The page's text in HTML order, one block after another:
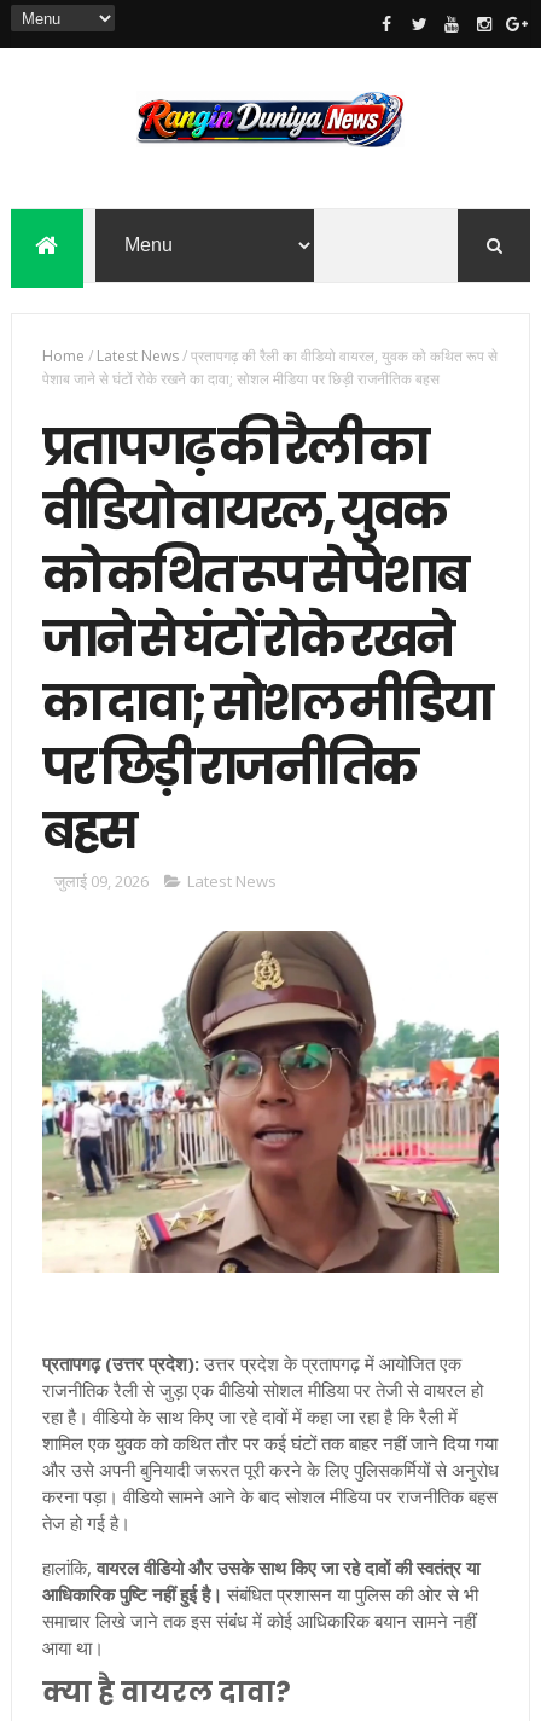
Home / Latest News/प्रतापगढ़ की रैली का वीडियो वायरल, युवक को कथित रूप से
पेशाब जाने से घंटों रोके रखने का दावा; सोशल मीडिया पर छिड़ी राजनीतिक बहस
प्रतापगढ़ की रैली का
वीडियो वायरल, युवक
को कथित रूप से पेशाब
जाने से घंटों रोके रखने
का दावा; सोशल मीडिया
पर छिड़ी राजनीतिक
बहस
जुलाई 09, 2026 Latest News
प्रतापगढ़ (उत्तर प्रदेश):उत्तर प्रदेश के प्रतापगढ़ में आयोजित एक
राजनीतिक रैली से जुड़ा एक वीडियो सोशल मीडिया पर तेजी से वायरल हो
रहा है। वीडियो के साथ किए जा रहे दावों में कहा जा रहा है कि रैली में
शामिल एक युवक को कथित तौर पर कई घंटों तक बाहर नहीं जाने दिया गया
और उसे अपनी बुनियादी जरूरत पूरी करने के लिए पुलिसकर्मियों से अनुरोध
करना पड़ा। वीडियो सामने आने के बाद सोशल मीडिया पर राजनीतिक बहस
तेज हो गई है।
हालांकि, वायरल वीडियो और उसके साथ किए जा रहे दावों की स्वतंत्र या
आधिकारिक पुष्टि नहीं हुई है। संबंधित प्रशासन या पुलिस की ओर से भी
समाचार लिखे जाने तक इस संबंध में कोई आधिकारिक बयान सामने नहीं
आया था।
क्या है वायरल दावा?